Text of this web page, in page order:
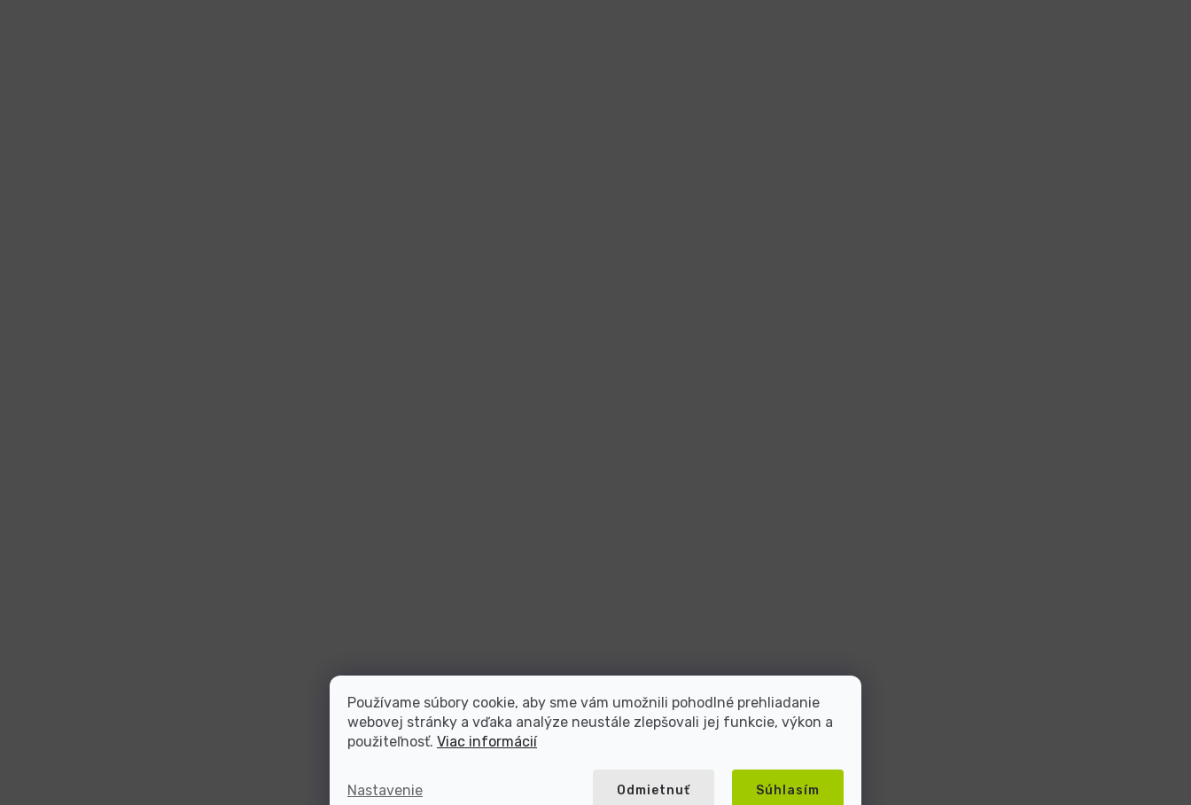
Používame súbory cookie, aby sme vám umožnili pohodlné prehliadanie
webovej stránky a vďaka analýze neustále zlepšovali jej funkcie, výkon a
použiteľnosť. Viac informácií
Nastavenie Odmietnuť Súhlasím